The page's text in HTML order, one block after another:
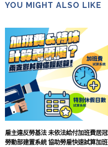
YOU MIGHT ALSO LIKE
雇主違反勞基法 未依法給付加班費居冠
勞動部建置系統 協助勞雇快速試算加班